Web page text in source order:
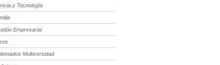
y Tecnología
Empresarial
Multiversidad